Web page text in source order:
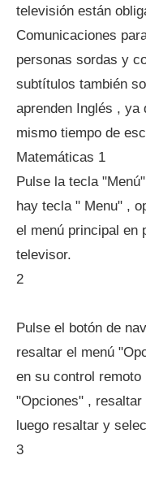
televisión están
Comunicaciones
personas sordas y
subtítulos también
aprenden Inglés , ya
mismo tiempo de
Matemáticas 1
Pulse la tecla
hay tecla " Menu" ,
el menú principal en
televisor.
2
Pulse el botón de
resaltar el menú
en su control
"Opciones" ,
luego resaltar y
3